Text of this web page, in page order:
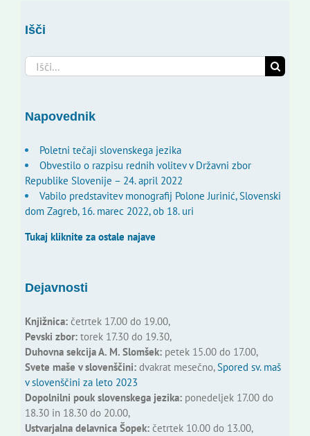
Išči
Search
for:
Napovednik
Poletni tečaji slovenskega jezika
Obvestilo o razpisu rednih volitev v Državni zbor
Republike Slovenije – 24. april 2022
Vabilo predstavitev monografij Polone Jurinić, Slovenski
dom Zagreb, 16. marec 2022, ob 18. uri
Tukaj kliknite za ostale najave
Dejavnosti
Knjižnica:četrtek 17.00 do 19.00,
Pevski zbor:torek 17.30 do 19.30,
Duhovna sekcija A. M. Slomšek:petek 15.00 do 17.00,
Svete maše v slovenščini:dvakrat mesečno,Spored sv. maš
v slovenščini za leto 2023
Dopolnilni pouk slovenskega jezika:ponedeljek 17.00 do
18.30 in 18.30 do 20.00,
Ustvarjalna delavnica Šopek:četrtek 10.00 do 13.00,